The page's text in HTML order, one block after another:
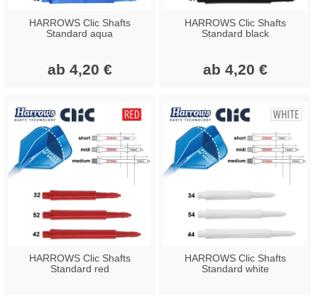
HARROWS Clic Shafts
Standard aqua
ab 4,20 €
HARROWS Clic Shafts
Standard black
ab 4,20 €
HARROWS Clic Shafts
Standard red
HARROWS Clic Shafts
Standard white